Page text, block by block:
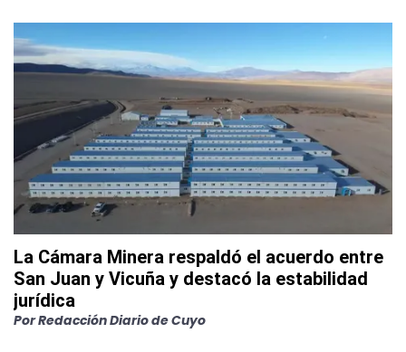
La Cámara Minera respaldó el acuerdo entre
San Juan y Vicuña y destacó la estabilidad
jurídica
PorRedacción Diario de Cuyo